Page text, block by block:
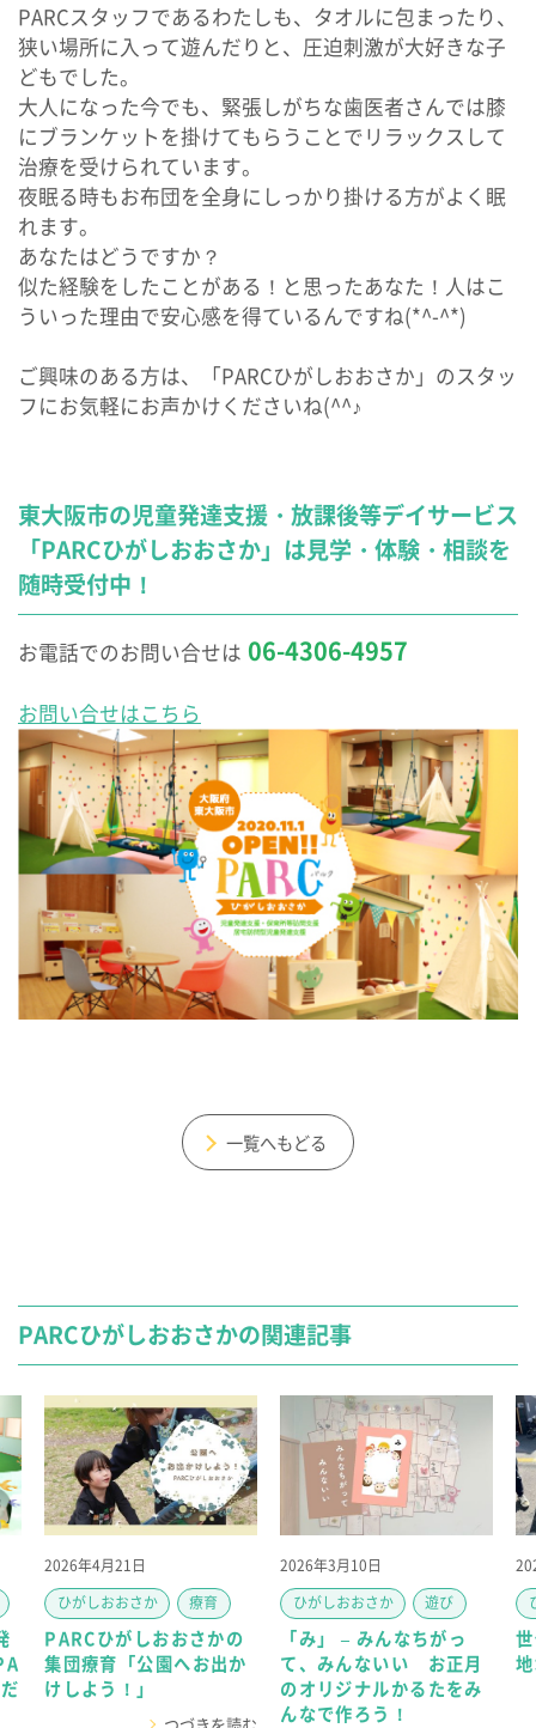
PARCスタッフであるわたしも、タオルに包まったり、
狭い場所に入って遊んだりと、圧迫刺激が大好きな子
どもでした。
大人になった今でも、緊張しがちな歯医者さんでは膝
にブランケットを掛けてもらうことでリラックスして
治療を受けられています。
夜眠る時もお布団を全身にしっかり掛ける方がよく眠
れます。
あなたはどうですか？
似た経験をしたことがある！と思ったあなた！人はこ
ういった理由で安心感を得ているんですね(*^-^*)
ご興味のある方は、「PARCひがしおおさか」のスタッ
フにお気軽にお声かけくださいね(^^♪
東大阪市の児童発達支援・放課後等デイサービス
「PARCひがしおおさか」は見学・体験・相談を
随時受付中！
お電話でのお問い合せは 06-4306-4957
お問い合せはこちら
一覧へもどる
PARCひがしおおさかの関連記事
2026年4月21日
ひがしおおさか
療育
PARCひがしおおさかの
集団療育「公園へお出か
けしよう！」
2026年3月10日
ひがしおおさか
遊び
「み」 – みんなちがっ
て、みんないい お正月
のオリジナルかるたをみ
んなで作ろう！